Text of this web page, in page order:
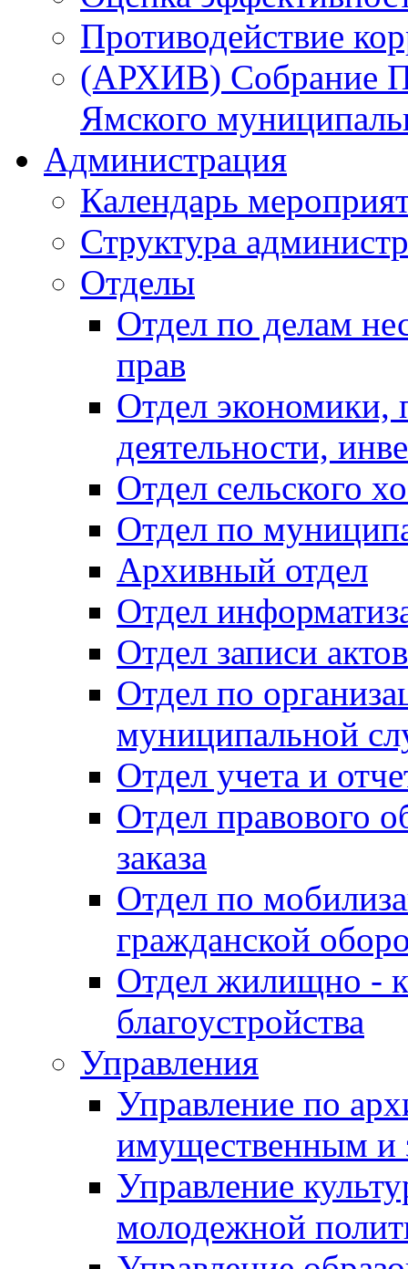
Противодействие
(АРХИВ) Собрание
Ямского
Администрация
Календарь
Структура
Отделы
Отдел по делам
прав
Отдел экономики,
деятельности,
Отдел сельского
Отдел по
Архивный отдел
Отдел
Отдел записи
Отдел по
муниципальной
Отдел учета и
Отдел правового
заказа
Отдел по
гражданской
Отдел жилищно -
благоустройства
Управления
Управление по
имущественным и
Управление
молодежной